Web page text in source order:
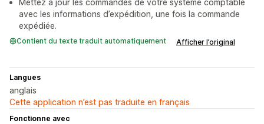
Mettez à jour les commandes de votre système comptable
avec les informations d’expédition, une fois la commande
expédiée.
Contient du texte traduit automatiquement Afficher l’original
Langues
anglais
Cette application n’est pas traduite en français
Fonctionne avec